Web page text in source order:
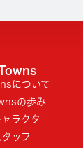
について
の歩み
ラクター
タッフ